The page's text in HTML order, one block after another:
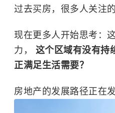
过去买房，很多人关注
现在更多人开始思考：
力， 这个区域有没有持
正满足生活需要？
房地产的发展路径正在